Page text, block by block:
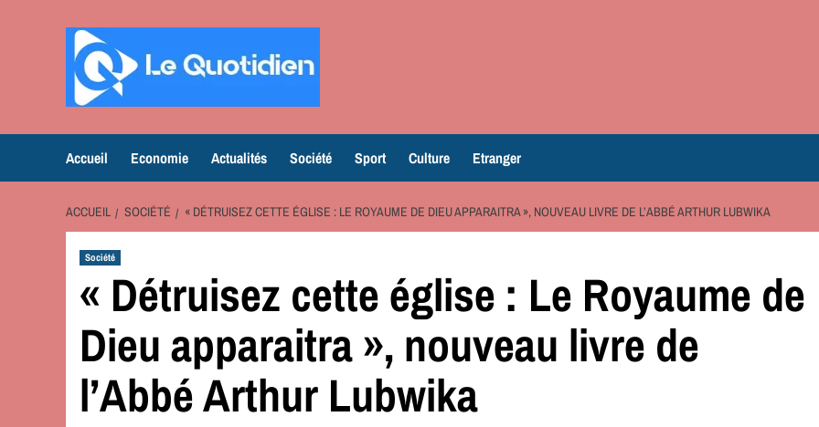
Accueil Economie Actualités Société Sport Culture Etranger
ACCUEIL SOCIÉTÉ « DÉTRUISEZ CETTE ÉGLISE : LE ROYAUME DE DIEU APPARAITRA », NOUVEAU LIVRE DE L’ABBÉ ARTHUR LUBWIKA
Société
« Détruisez cette église : Le Royaume de
Dieu apparaitra », nouveau livre de
l’Abbé Arthur Lubwika